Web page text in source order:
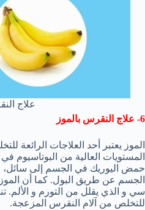
علاج
6- علاج النقرس بالموز
الموز يعتبر أحد العلاجات الرائعة
المستويات العالية من البوتاسيوم
حمض اليوريك في الجسم إلى سائل،
الجسم عن طريق البول. كما أن
للتخلص من آلام النقرس المزعجة.